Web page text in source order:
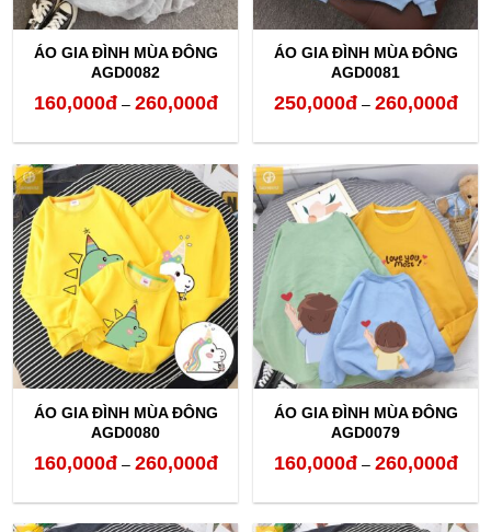
ÁO GIA ĐÌNH MÙA ĐÔNG
AGD0082
160,000đ – 260,000đKhoảng
từ
160,000đ
đến
260,000đ
ÁO GIA ĐÌNH MÙA ĐÔNG
AGD0081
250,000đ – 260,000đ
từ
đến
ÁO GIA ĐÌNH MÙA ĐÔNG
AGD0080
160,000đ – 260,000đKhoảng
từ
ÁO GIA ĐÌNH MÙA ĐÔNG
AGD0079
160,000đ – 260,000đ
từ